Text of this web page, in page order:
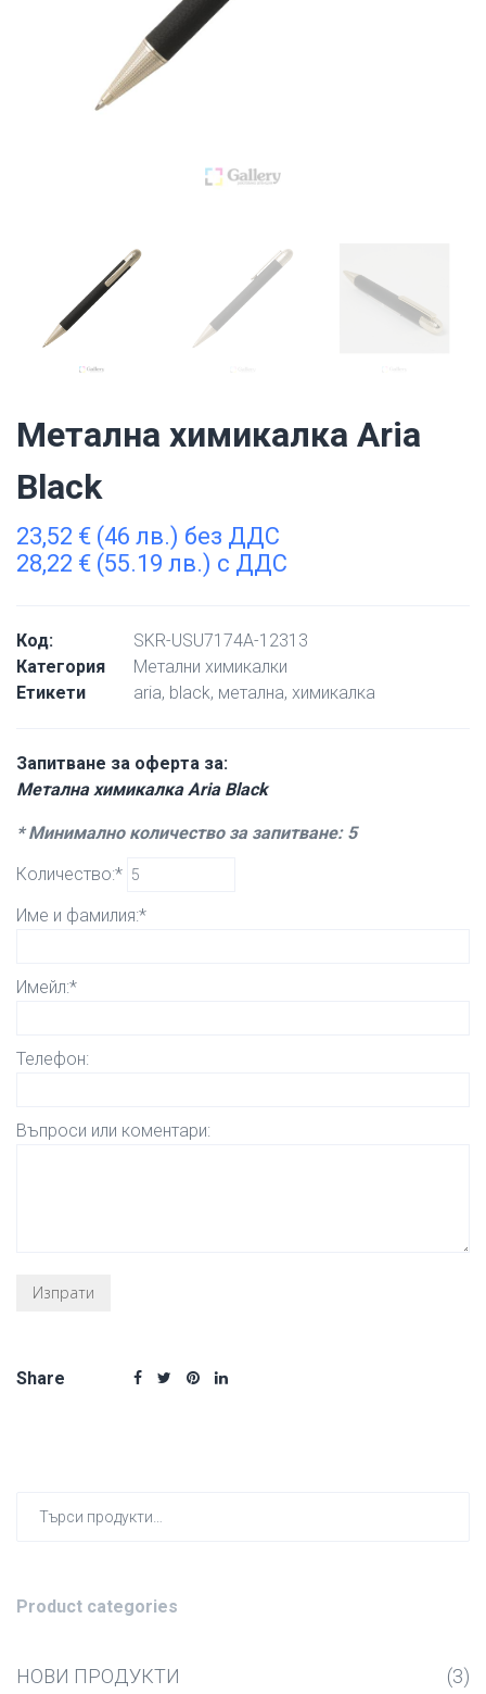
Метална химикалка Aria
Black
23,52 € (46 лв.) без ДДС
28,22 € (55.19 лв.) с ДДС
Код:
SKR-USU7174A-12313
Категория
Метални химикалки
Етикети
aria, black, метална, химикалка
Запитване за оферта за:
Метална химикалка Aria Black
* Минимално количество за запитване: 5
Количество:*
Име и фамилия:*
Имейл:*
Телефон:
Въпроси или коментари:
Share
Product categories
НОВИ ПРОДУКТИ (3)